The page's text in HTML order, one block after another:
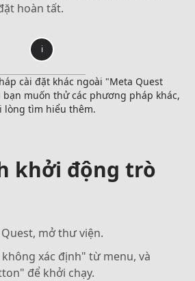
hoàn tất.
i
cài đặt khác ngoài "Meta Quest
bạn muốn thử các phương pháp khác,
lòng tìm hiểu thêm.
khởi động trò
mở thư viện.
xác định" từ menu, và
để khởi chạy.